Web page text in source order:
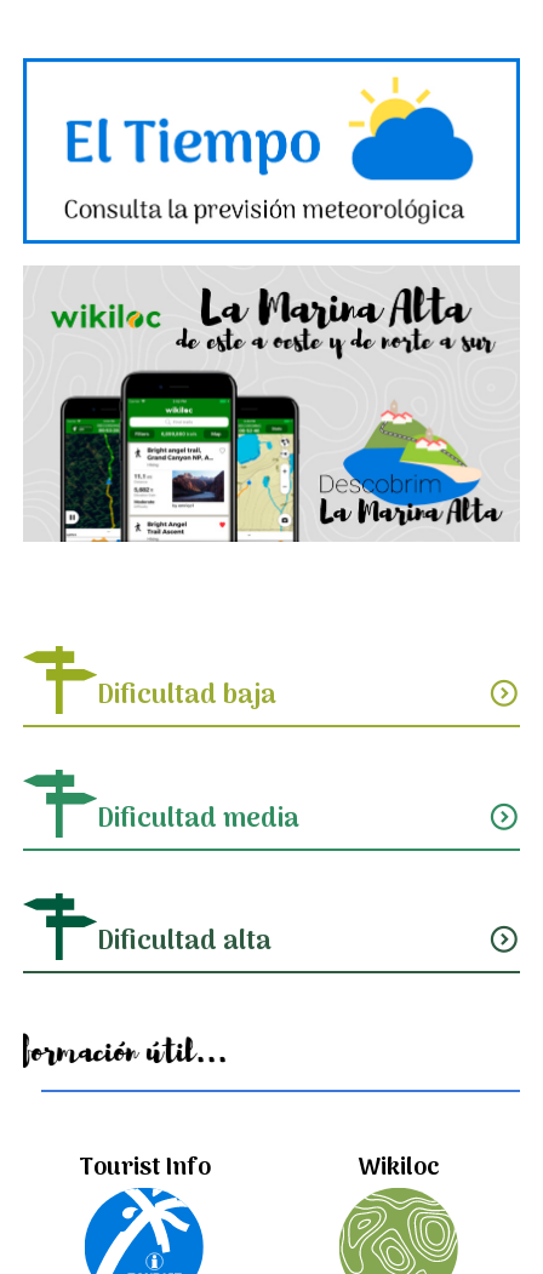
Dificultad baja expand_circle_down
Dificultad media expand_circle_down
Dificultad alta expand_circle_down
Información útil...
Tourist Info Wikiloc